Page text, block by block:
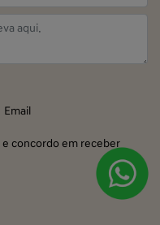
Email
e concordo em receber